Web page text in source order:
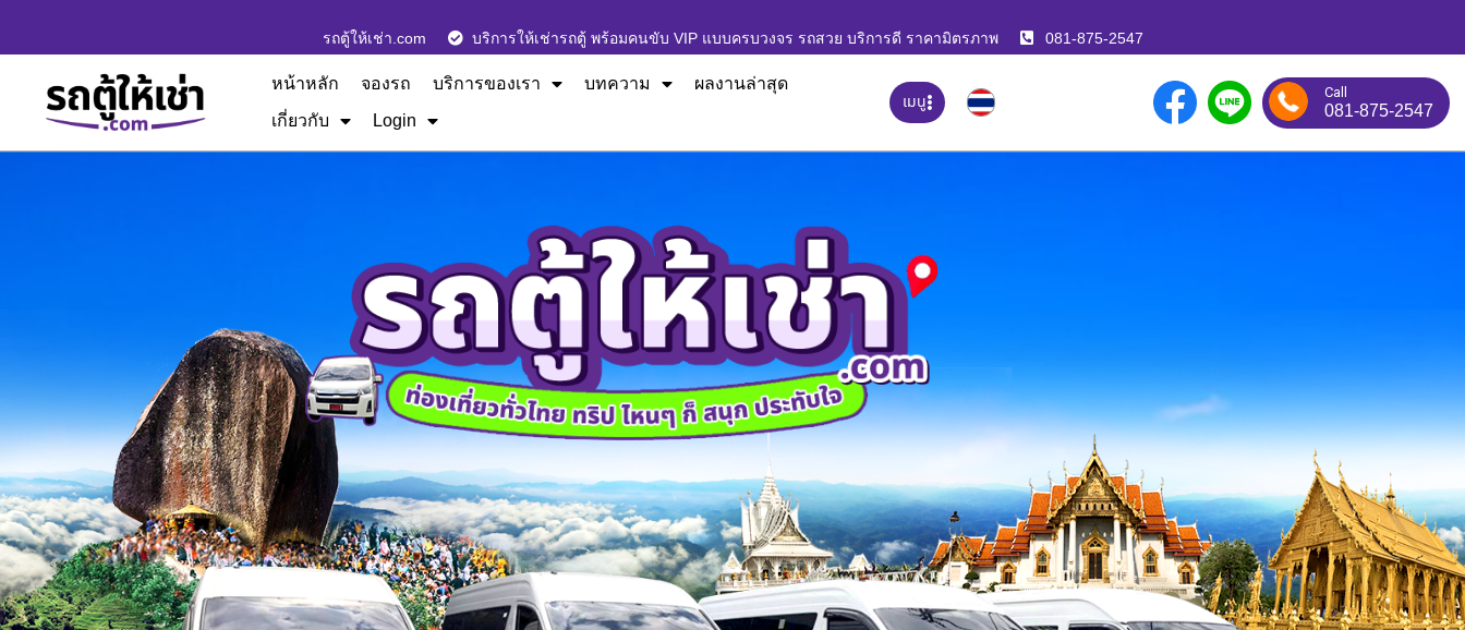
รถตู้ให้เช่า.com บริการให้เช่ารถตู้ พร้อมคนขับ VIP แบบครบวงจร รถสวย บริการดี ราคามิตรภาพ 081-875-2547
หน้าหลัก จองรถ บริการของเรา บทความ
ผลงานล่าสุด
เกี่ยวกับ
Login
เมนู Call
081-875-2547